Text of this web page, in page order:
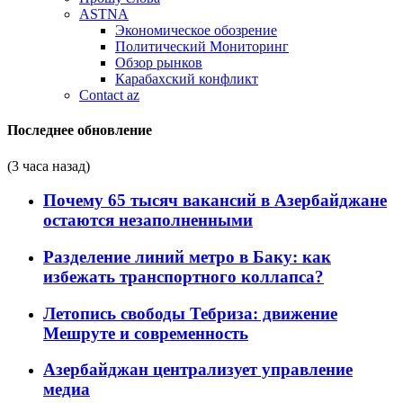
ASTNA
Экономическое обозрение
Политический Мониторинг
Обзор рынков
Карабахский конфликт
Contact az
Последнее обновление
(3 часа назад)
Почему 65 тысяч вакансий в Азербайджане
остаются незаполненными
Разделение линий метро в Баку: как
избежать транспортного коллапса?
Летопись свободы Тебриза: движение
Мешруте и современность
Азербайджан централизует управление
медиа